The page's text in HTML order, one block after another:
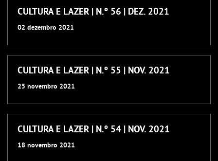
CULTURA E LAZER | N.º 56 | DEZ. 2021
02 dezembro 2021
CULTURA E LAZER | N.º 55 | NOV. 2021
25 novembro 2021
CULTURA E LAZER | N.º 54 | NOV. 2021
18 novembro 2021